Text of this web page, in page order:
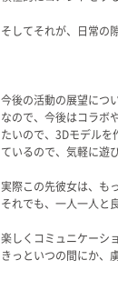
そしてそれが、日常の
今後の活動の展望につ
なので、今後はコラボ
たいので、3Dモデル
ているので、気軽に遊
実際この先彼女は、も
それでも、一人一人と
楽しくコミュニケーシ
きっといつの間にか、